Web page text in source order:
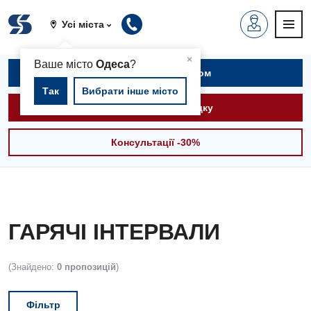
Усі міста
×
Ваше містоОдеса?
Так Вибрати інше місто
Записатися на прийом
Викликати швидку
Консультації -30%
ГАРЯЧІ ІНТЕРВАЛИ
(Знайдено: 0 пропозицій)
Фільтр